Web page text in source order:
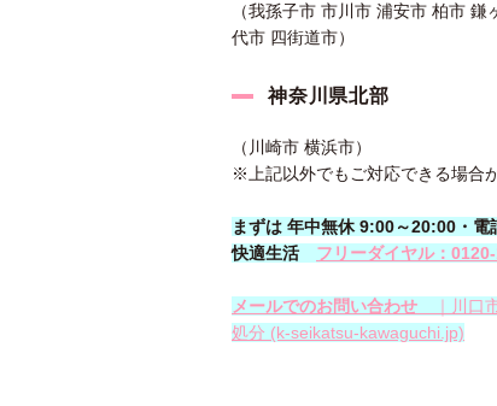
（我孫子市 市川市 浦安市 柏市
代市 四街道市）
神奈川県北部
（川崎市 横浜市）
※上記以外でもご対応できる場合
まずは 年中無休 9:00～20:00・
快適生活 フリーダイヤル：0120-
メールでのお問い合わせ
｜川口
処分 (k-seikatsu-kawaguchi.jp)